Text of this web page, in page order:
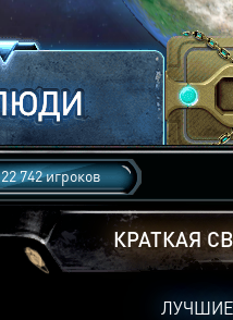
22 742 игроков
КРАТКАЯ